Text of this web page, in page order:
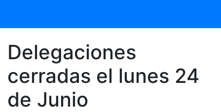
Delegaciones
cerradas el lunes 24
de Junio